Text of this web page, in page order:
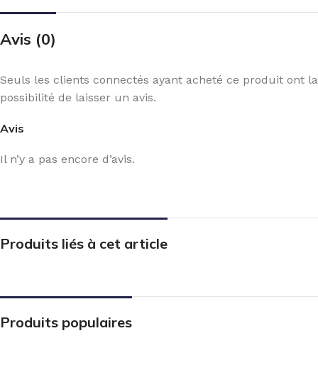
Avis (0)
Avis
Il n’y a pas encore d’avis.
Seuls les clients connectés ayant acheté ce produit ont la
possibilité de laisser un avis.
Produits liés à cet article
Produits populaires